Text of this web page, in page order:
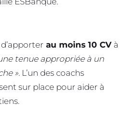
au moins 10 CV à
tenue appropriée à un
». L’un des coachs
sur place pour aider à